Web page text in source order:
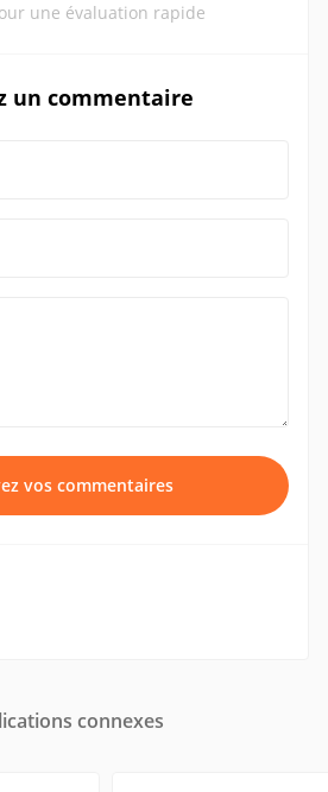
une évaluation rapide
un commentaire
vos commentaires
connexes